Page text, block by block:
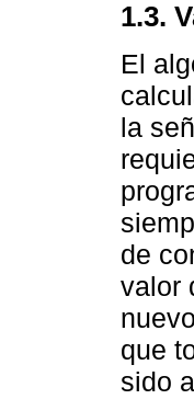
1.3.
El
la
de
valor
que
sido